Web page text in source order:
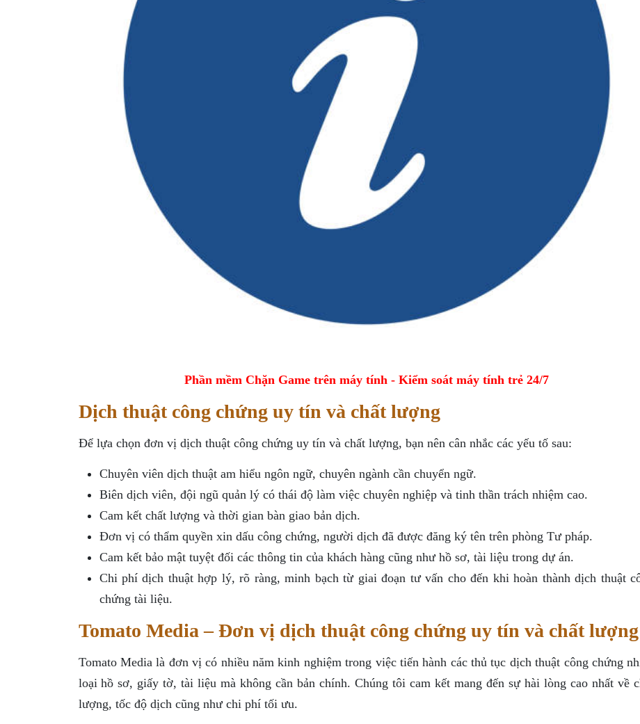
Phần mềm Chặn Game trên máy tính - Kiểm soát máy tính trẻ 24/7
Dịch thuật công chứng uy tín và chất lượng
Để lựa chọn đơn vị dịch thuật công chứng uy tín và chất lượng, bạn nên cân nhắc các yếu tố sau:
Chuyên viên dịch thuật am hiểu ngôn ngữ, chuyên ngành cần chuyển ngữ.
Biên dịch viên, đội ngũ quản lý có thái độ làm việc chuyên nghiệp và tinh thần trách nhiệm cao.
Cam kết chất lượng và thời gian bàn giao bản dịch.
Đơn vị có thẩm quyền xin dấu công chứng, người dịch đã được đăng ký tên trên phòng Tư pháp.
Cam kết bảo mật tuyệt đối các thông tin của khách hàng cũng như hồ sơ, tài liệu trong dự án.
Chi phí dịch thuật hợp lý, rõ ràng, minh bạch từ giai đoạn tư vấn cho đến khi hoàn thành dịch thuật
chứng tài liệu.
Tomato Media – Đơn vị dịch thuật công chứng uy tín và chất lượng
Tomato Media là đơn vị có nhiều năm kinh nghiệm trong việc tiến hành các thủ tục dịch thuật công chứng
loại hồ sơ, giấy tờ, tài liệu mà không cần bản chính. Chúng tôi cam kết mang đến sự hài lòng cao nhất về
lượng, tốc độ dịch cũng như chi phí tối ưu.